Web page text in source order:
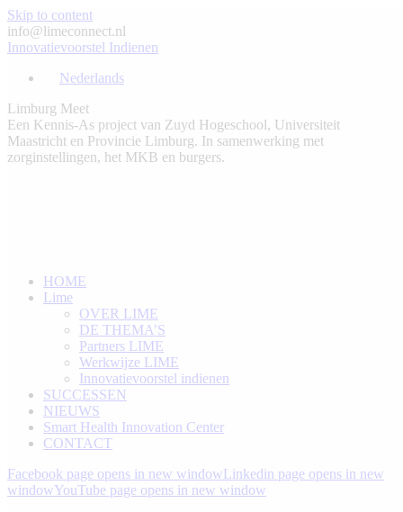
Skip to content
info@limeconnect.nl
Innovatievoorstel Indienen
Nederlands
Limburg Meet
Een Kennis-As project van Zuyd Hogeschool, Universiteit
Maastricht en Provincie Limburg. In samenwerking met
zorginstellingen, het MKB en burgers.
HOME
Lime
OVER LIME
DE THEMA’S
Partners LIME
Werkwijze LIME
Innovatievoorstel indienen
SUCCESSEN
NIEUWS
Smart Health Innovation Center
CONTACT
Facebook page opens in new windowLinkedin page opens in new
windowYouTube page opens in new window